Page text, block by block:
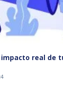
real de